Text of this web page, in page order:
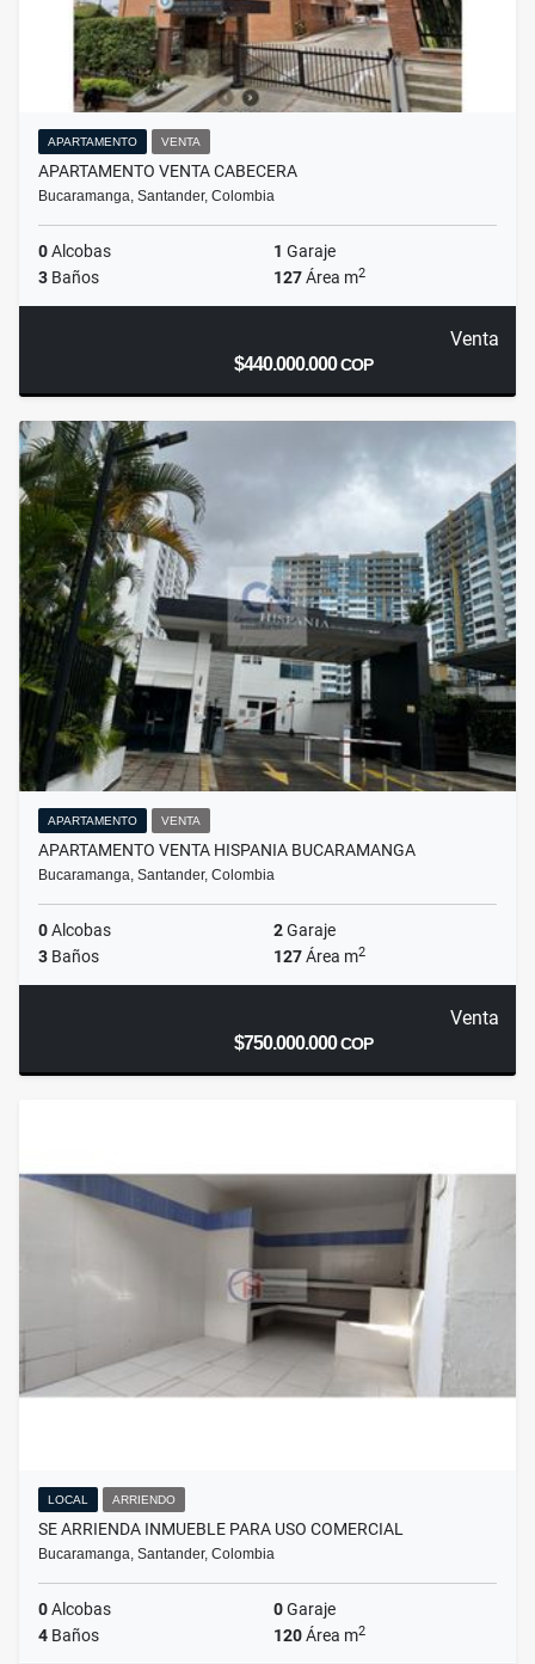
APARTAMENTO VENTA
APARTAMENTO VENTA CABECERA
Bucaramanga, Santander, Colombia
0Alcobas 1 Garaje
3 Baños 127Área m2
Venta
$440.000.000COP
APARTAMENTO VENTA
APARTAMENTO VENTA HISPANIA BUCARAMANGA
Bucaramanga, Santander, Colombia
0Alcobas 2Garaje
3 Baños 127Área m2
Venta
$750.000.000COP
LOCAL ARRIENDO
SE ARRIENDA INMUEBLE PARA USO COMERCIAL
Bucaramanga, Santander, Colombia
0Alcobas 0Garaje
4 Baños 120Área m2